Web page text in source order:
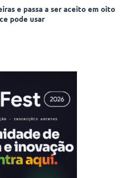
e passa a ser aceito em oito
pode usar